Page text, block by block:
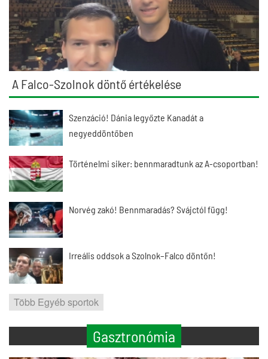
A Falco-Szolnok döntő értékelése
Szenzáció! Dánia legyőzte Kanadát a
negyeddöntőben
Történelmi siker: bennmaradtunk az A-csoportban!
Norvég zakó! Bennmaradás? Svájctól függ!
Irreális oddsok a Szolnok–Falco döntőn!
Több Egyéb sportok
Gasztronómia